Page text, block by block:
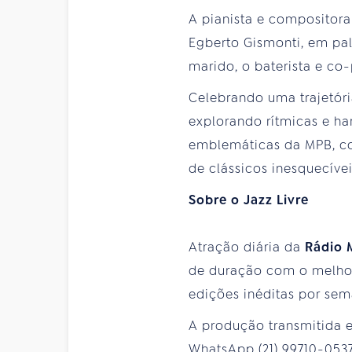
A pianista e
Egberto Gismonti, em
marido, o baterista e
Celebrando uma
explorando rítmicas e
emblemáticas da MPB,
de clássicos
Sobre o Jazz Livre
Atração diária da Rádio
de duração com o
edições inéditas por
A produção transmitida